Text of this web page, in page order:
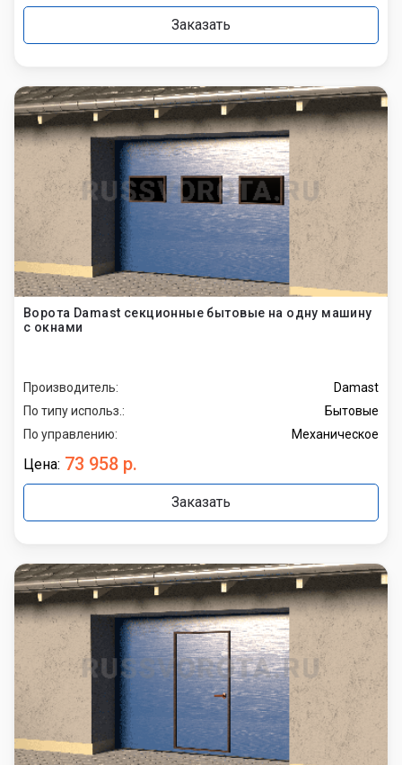
Заказать
Ворота Damast секционные бытовые на одну машину
с окнами
Производитель:
Damast
По типу использ.:
Бытовые
По управлению:
Механическое
Цена: 73 958 р.
Заказать